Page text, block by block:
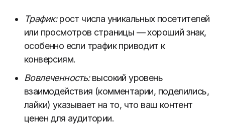
Трафик:рост числа уникальных посетителей
или просмотров страницы — хороший знак,
особенно если трафик приводит к
конверсиям.
Вовлеченность:высокий уровень
взаимодействия (комментарии, поделились,
лайки) указывает на то, что ваш контент
ценен для аудитории.